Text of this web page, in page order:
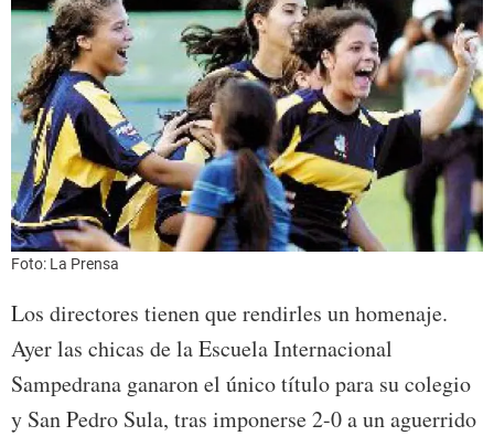
Foto: La Prensa
Los directores tienen que rendirles un homenaje.
Ayer las chicas de la Escuela Internacional
Sampedrana ganaron el único título para su colegio
y San Pedro Sula, tras imponerse 2-0 a un aguerrido